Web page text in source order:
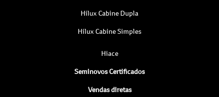
Hilux Cabine Dupla
Hilux Cabine Simples
Hiace
Seminovos Certificados
Vendas diretas